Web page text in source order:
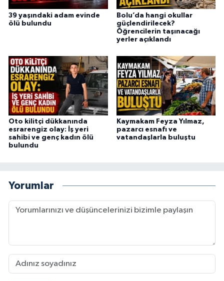
39 yaşındaki adam evinde
ölü bulundu
Bolu’da hangi okullar
güçlendirilecek?
Öğrencilerin taşınacağı
yerler açıklandı
Oto kilitçi dükkanında
esrarengiz olay: İş yeri
sahibi ve genç kadın ölü
bulundu
Kaymakam Feyza Yılmaz,
pazarcı esnafı ve
vatandaşlarla buluştu
Yorumlar